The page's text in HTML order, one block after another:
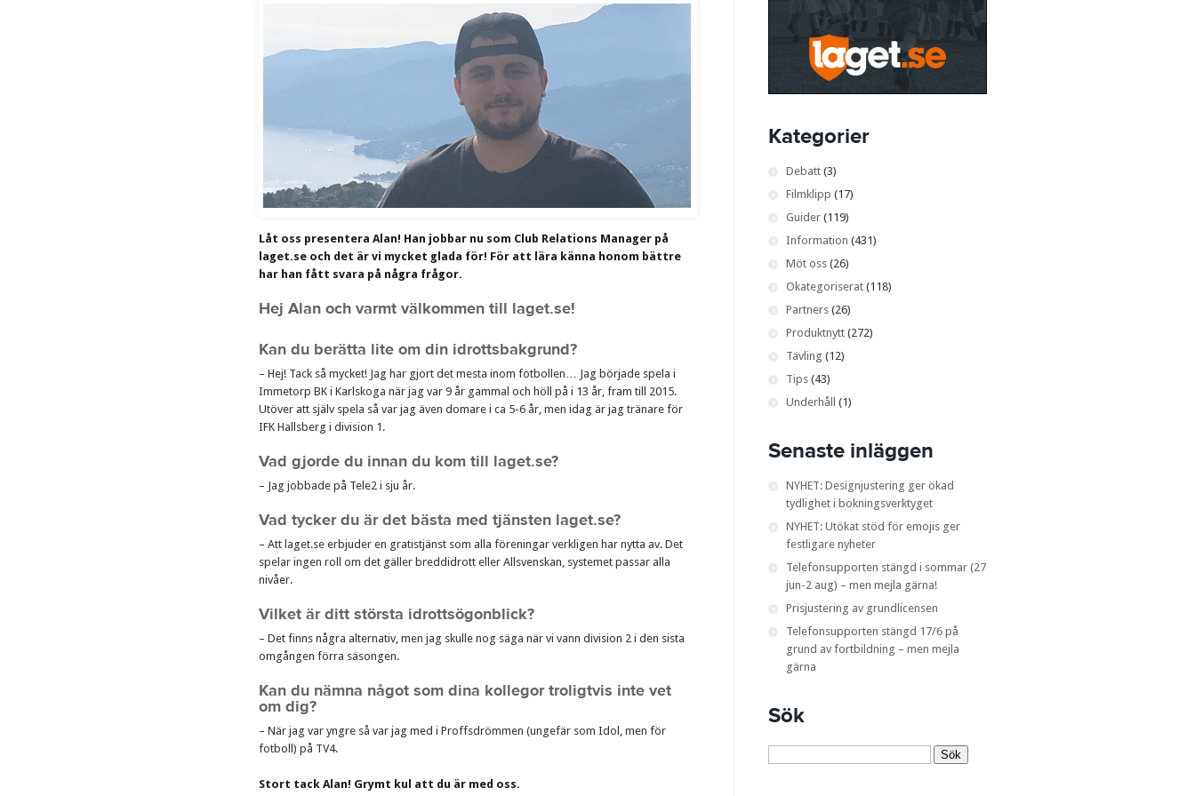
Låt oss presentera Alan! Han jobbar nu som Club Relations Manager på
laget.se och det är vi mycket glada för! För att lära känna honom bättre
har han fått svara på några frågor.
Hej Alan och varmt välkommen till laget.se!
Kan du berätta lite om din idrottsbakgrund?
– Hej! Tack så mycket! Jag har gjort det mesta inom fotbollen… Jag började spela i
Immetorp BK i Karlskoga när jag var 9 år gammal och höll på i 13 år, fram till 2015.
Utöver att själv spela så var jag även domare i ca 5-6 år, men idag är jag tränare för
IFK Hallsberg i division 1.
Vad gjorde du innan du kom till laget.se?
– Jag jobbade på Tele2 i sju år.
Vad tycker du är det bästa med tjänsten laget.se?
– Att laget.se erbjuder en gratistjänst som alla föreningar verkligen har nytta av. Det
spelar ingen roll om det gäller breddidrott eller Allsvenskan, systemet passar alla
nivåer.
Vilket är ditt största idrottsögonblick?
– Det finns några alternativ, men jag skulle nog säga när vi vann division 2 i den sista
omgången förra säsongen.
Kan du nämna något som dina kollegor troligtvis inte vet
om dig?
– När jag var yngre så var jag med i Proffsdrömmen (ungefär som Idol, men för
fotboll) på TV4.
Stort tack Alan! Grymt kul att du är med oss.
Kategorier
Debatt (3)
Filmklipp (17)
Guider (119)
Information (431)
Möt oss (26)
Okategoriserat (118)
Partners (26)
Produktnytt (272)
Tävling (12)
Tips (43)
Underhåll
(1)
Senaste inläggen
NYHET: Designjustering ger ökad
tydlighet i bokningsverktyget
NYHET: Utökat stöd för emojis ger
festligare nyheter
Telefonsupporten stängd i sommar (27
jun-2 aug) – men mejla gärna!
Prisjustering av grundlicensen
Telefonsupporten stängd 17/6 på
grund av fortbildning – men mejla
gärna
Sök
Sök
efter: